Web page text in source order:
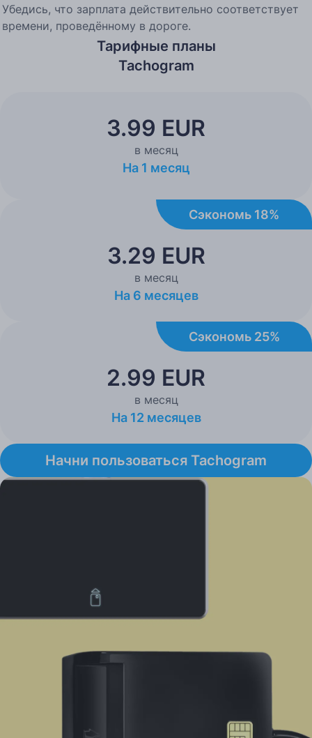
Убедись, что зарплата действительно соответствует
времени, проведённому в дороге.
Тарифные планы
Tachogram
3.99 EUR
в месяц
На 1 месяц
Сэкономь 18%
3.29 EUR
в месяц
На 6 месяцев
Сэкономь 25%
2.99 EUR
в месяц
На 12 месяцев
Начни пользоваться Tachogram